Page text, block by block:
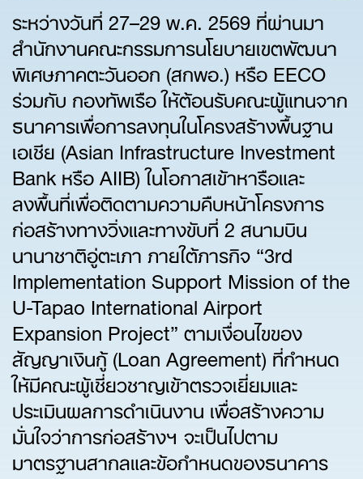
ระหว่างวันที่ 27–29 พ.ค. 2569 ที่ผ่านมา
สำนักงานคณะกรรมการนโยบายเขตพัฒนา
พิเศษภาคตะวันออก (สกพอ.) หรือ EECO
ร่วมกับ กองทัพเรือ ให้ต้อนรับคณะผู้แทนจาก
ธนาคารเพื่อการลงทุนในโครงสร้างพื้นฐาน
เอเชีย (Asian Infrastructure Investment
Bank หรือ AIIB) ในโอกาสเข้าหารือและ
ลงพื้นที่เพื่อติดตามความคืบหน้าโครงการ
ก่อสร้างทางวิ่งและทางขับที่ 2 สนามบิน
นานาชาติอู่ตะเภา ภายใต้ภารกิจ “3rd
Implementation Support Mission of the
U-Tapao International Airport
Expansion Project” ตามเงื่อนไขของ
สัญญาเงินกู้ (Loan Agreement) ที่กำหนด
ให้มีคณะผู้เชี่ยวชาญเข้าตรวจเยี่ยมและ
ประเมินผลการดำเนินงาน เพื่อสร้างความ
มั่นใจว่าการก่อสร้างฯ จะเป็นไปตาม
มาตรฐานสากลและข้อกำหนดของธนาคาร